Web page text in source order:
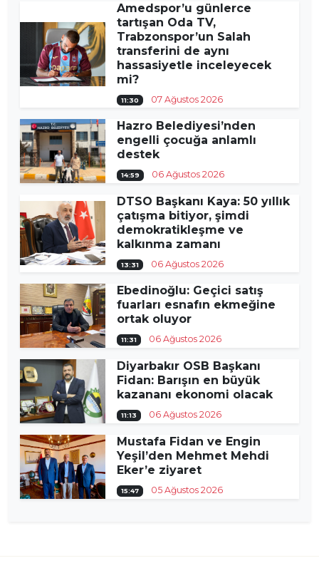
Amedspor’u günlerce
tartışan Oda TV,
Trabzonspor’un Salah
transferini de aynı
hassasiyetle inceleyecek
mi?
11:30 07 Ağustos 2026
Hazro Belediyesi’nden
engelli çocuğa anlamlı
destek
14:59 06 Ağustos 2026
DTSO Başkanı Kaya: 50 yıllık
çatışma bitiyor, şimdi
demokratikleşme ve
kalkınma zamanı
13:31 06 Ağustos 2026
Ebedinoğlu: Geçici satış
fuarları esnafın ekmeğine
ortak oluyor
11:31 06 Ağustos 2026
Diyarbakır OSB Başkanı
Fidan: Barışın en büyük
kazananı ekonomi olacak
11:13 06 Ağustos 2026
Mustafa Fidan ve Engin
Yeşil’den Mehmet Mehdi
Eker’e ziyaret
15:47 05 Ağustos 2026